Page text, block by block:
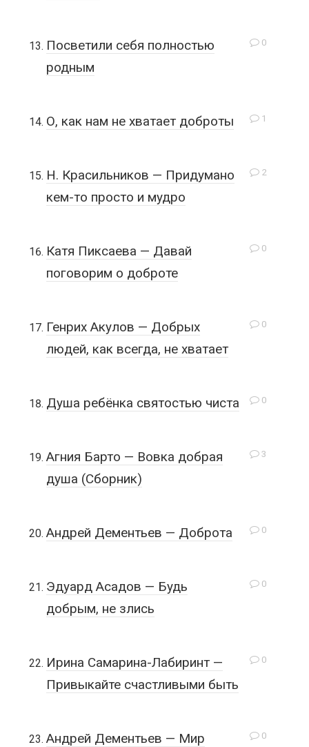
0
Посветили себя полностью
родным
1
О, как нам не хватает доброты
2
Н. Красильников — Придумано
кем-то просто и мудро
0
Катя Пиксаева — Давай
поговорим о доброте
0
Генрих Акулов — Добрых
людей, как всегда, не хватает
0
Душа ребёнка святостью чиста
3
Агния Барто — Вовка добрая
душа (Сборник)
0
Андрей Дементьев — Доброта
0
Эдуард Асадов — Будь
добрым, не злись
0
Ирина Самарина-Лабиринт —
Привыкайте счастливыми быть
0
Андрей Дементьев — Мир